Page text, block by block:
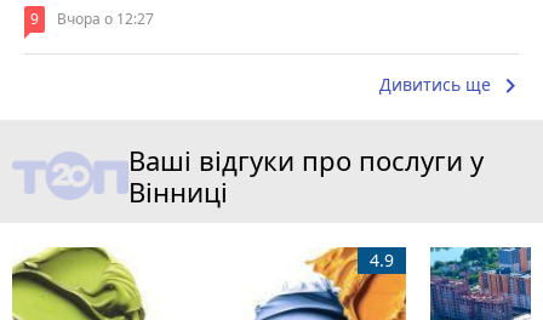
9 Вчора о 12:27
Дивитись ще keyboard_arrow_right
Ваші відгуки про послуги у
Вінниці
4.9